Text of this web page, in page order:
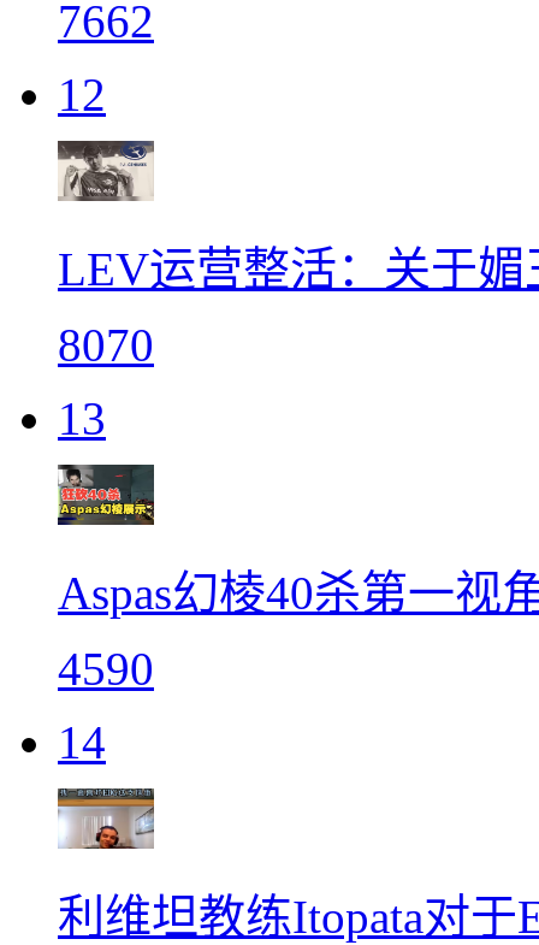
7662
12
LEV运营整活：关于
8070
13
Aspas幻棱40杀第一视
4590
14
利维坦教练Itopata对于